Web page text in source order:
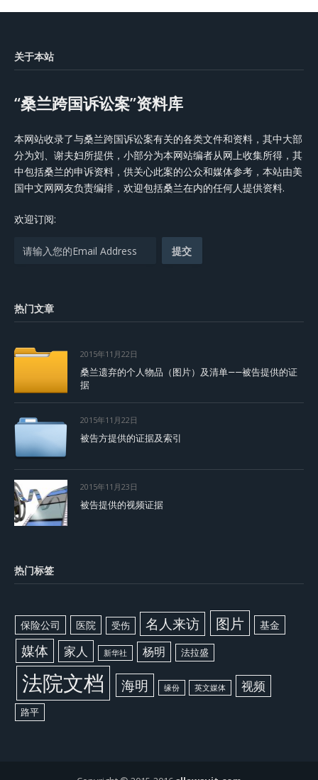
关于本站
“桑兰跨国诉讼案”资料库
本网站收录了与桑兰跨国诉讼案有关的各类文件和资料，其中大部
分为刘、谢夫妇所提供，小部分为本网站编者从网上收集所得，其
中包括桑兰的申诉资料，供关心此案的公众和媒体参考，本站由美
国中文网网友负责编排，欢迎包括桑兰在内的任何人提供资料.
欢迎订阅:
热门文章
2015年11月22日
桑兰遗弃的个人物品（图片）及清单——被告提供的证
据
2015年11月22日
被告方提供的证据及索引
2015年11月23日
被告提供的视频证据
热门标签
保险公司 医院 受伤 名人来访 图片 基金
媒体 家人 新华社 杨明 法拉盛
法院文档 海明 缘份 英文媒体 视频
路平